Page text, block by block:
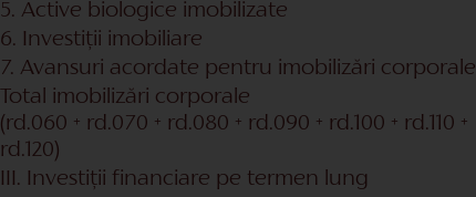
5. Active biologice imobilizate
6. Investiții imobiliare
7. Avansuri acordate pentru imobilizări corporale
Total imobilizări corporale
(rd.060 + rd.070 + rd.080 + rd.090 + rd.100 + rd.110 +
rd.120)
III. Investiții financiare pe termen lung